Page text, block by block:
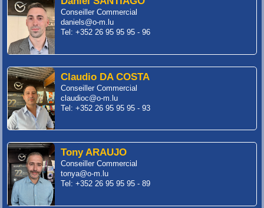
Conseiller Commercial
daniels@o-m.lu
Tel: +352 26 95 95 95 - 96
Claudio DA COSTA
Conseiller Commercial
claudioc@o-m.lu
Tel: +352 26 95 95 95 - 93
Tony ARAUJO
Conseiller Commercial
tonya@o-m.lu
Tel: +352 26 95 95 95 - 89